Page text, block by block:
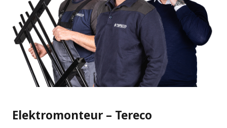
Elektromonteur – Tereco